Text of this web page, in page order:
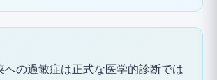
への過敏症は正式な医学的診断では